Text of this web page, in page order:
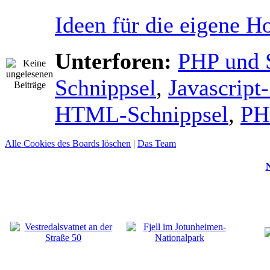
Ideen für die eigene
Unterforen: PHP und
Schnippsel,
HTML-Schnippsel,
Alle Cookies des Boards löschen | Das Team